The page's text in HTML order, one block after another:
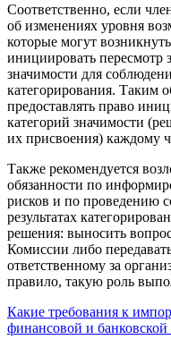
Соответственно, если
об изменениях уровня
которые могут
инициировать пересмотр
значимости для
категорирования. Таким
предоставлять право
категорий значимости
их присвоения) каждому
Также рекомендуется
обязанности по
рисков и по проведению
результатах
решения: выносить
Комиссии либо
ответственному за
правило, такую роль
Какие требования к
финансовой и